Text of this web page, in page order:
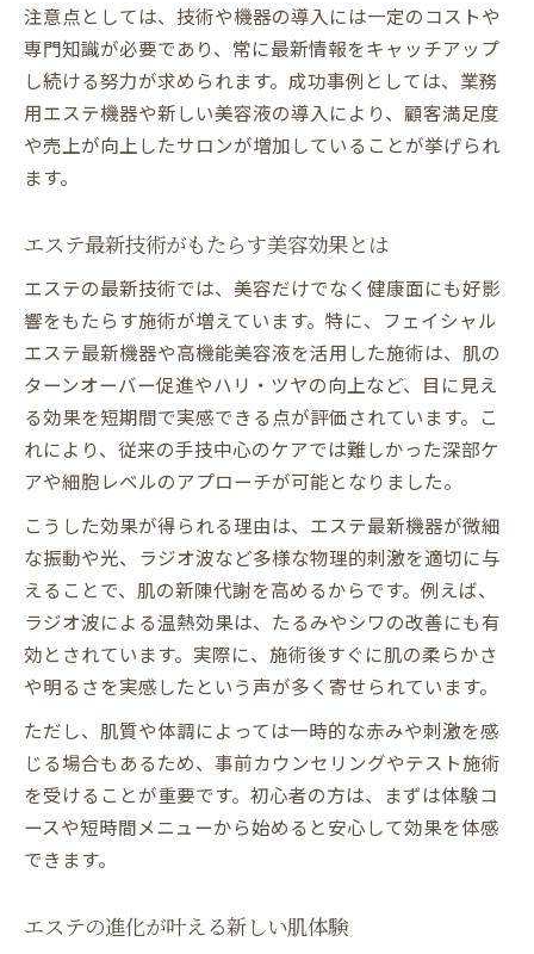
エステ最新情報から読み解く新時代の価値
エステ体験で得る美と健康の相乗効果
話題のフェイシャルエステ新機器が導く変化と
は
フェイシャルエステ最新機器の効果と実感
エステ施術における美肌変化のポイント
エステ最新技術で生まれる肌の新常識
エステ最新情報を知れば美と健康が両立できる
エステ最新情報を活用した美と健康の両立
法
エステの最新施術で心身を整える秘訣
エステ業界動向から見る健康志向の施術
エステで叶えるウェルビーイングの新体験
エステトレンド2025年の健康サポート法
注意点としては、技術や機器の導入には一定のコストや
専門知識が必要であり、常に最新情報をキャッチアップ
し続ける努力が求められます。成功事例としては、業務
用エステ機器や新しい美容液の導入により、顧客満足度
や売上が向上したサロンが増加していることが挙げられ
ます。
エステ最新技術がもたらす美容効果とは
エステの最新技術では、美容だけでなく健康面にも好影
響をもたらす施術が増えています。特に、フェイシャル
エステ最新機器や高機能美容液を活用した施術は、肌の
ターンオーバー促進やハリ・ツヤの向上など、目に見え
る効果を短期間で実感できる点が評価されています。こ
れにより、従来の手技中心のケアでは難しかった深部ケ
アや細胞レベルのアプローチが可能となりました。
こうした効果が得られる理由は、エステ最新機器が微細
な振動や光、ラジオ波など多様な物理的刺激を適切に与
えることで、肌の新陳代謝を高めるからです。例えば、
ラジオ波による温熱効果は、たるみやシワの改善にも有
効とされています。実際に、施術後すぐに肌の柔らかさ
や明るさを実感したという声が多く寄せられています。
ただし、肌質や体調によっては一時的な赤みや刺激を感
じる場合もあるため、事前カウンセリングやテスト施術
を受けることが重要です。初心者の方は、まずは体験コ
ースや短時間メニューから始めると安心して効果を体感
できます。
エステの進化が叶える新しい肌体験